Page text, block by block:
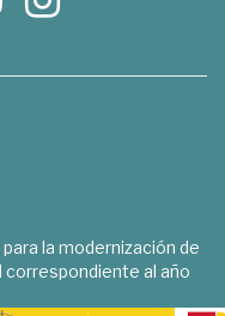
la modernización de
correspondiente al año